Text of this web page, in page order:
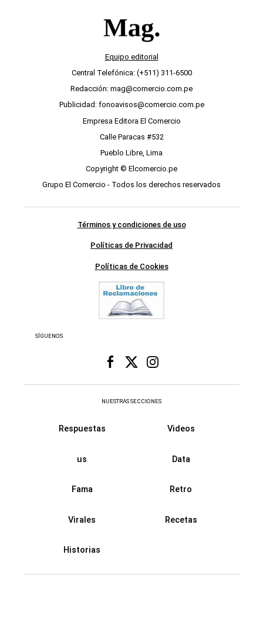
Equipo editorial
Central Telefónica: (+511) 311-6500
Redacción: mag@comercio.com.pe
Publicidad: fonoavisos@comercio.com.pe
Empresa Editora El Comercio
Calle Paracas #532
Pueblo Libre, Lima
Copyright © Elcomercio.pe
Grupo El Comercio - Todos los derechos reservados
Términos y condiciones de uso
Políticas de Privacidad
Políticas de Cookies
SÍGUENOS
NUESTRAS SECCIONES
Respuestas Videos
us Data
Fama Retro
Virales Recetas
Historias